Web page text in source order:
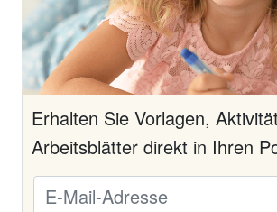
Erhalten Sie Vorlagen,
Arbeitsblätter direkt in Ihren